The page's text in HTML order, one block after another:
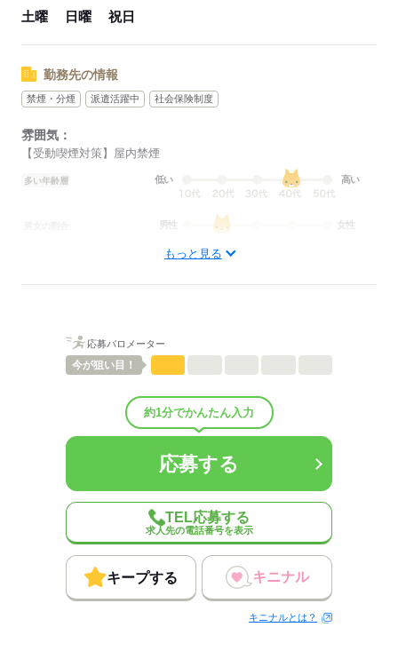
土曜 日曜 祝日
勤務先の情報
禁煙・分煙 派遣活躍中 社会保険制度
雰囲気：
【受動喫煙対策】屋内禁煙
多い年齢層 低い 高い
男性 女性
配属先部署：
（男6：女4）
平均年齢40歳
応募する
もっと見る
応募バロメーター
今が狙い目！
約1分でかんたん入力
応募する
TEL応募する
求人先の電話番号を表示
キープする キニナル
キニナルとは？